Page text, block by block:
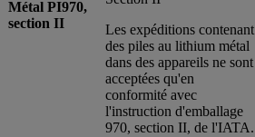
Métal PI970,
section II
Les expéditions contenant
des piles au lithium métal
dans des appareils ne sont
acceptées qu'en
conformité avec
l'instruction d'emballage
970, section II, de l'IATA.